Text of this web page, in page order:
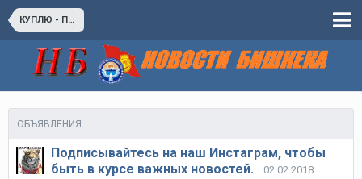
КУПЛЮ - ПРОДАМ
ОБЪЯВЛЕНИЯ
Подписывайтесь на наш Инстаграм, чтобы
быть в курсе важных новостей.
02.02.2018